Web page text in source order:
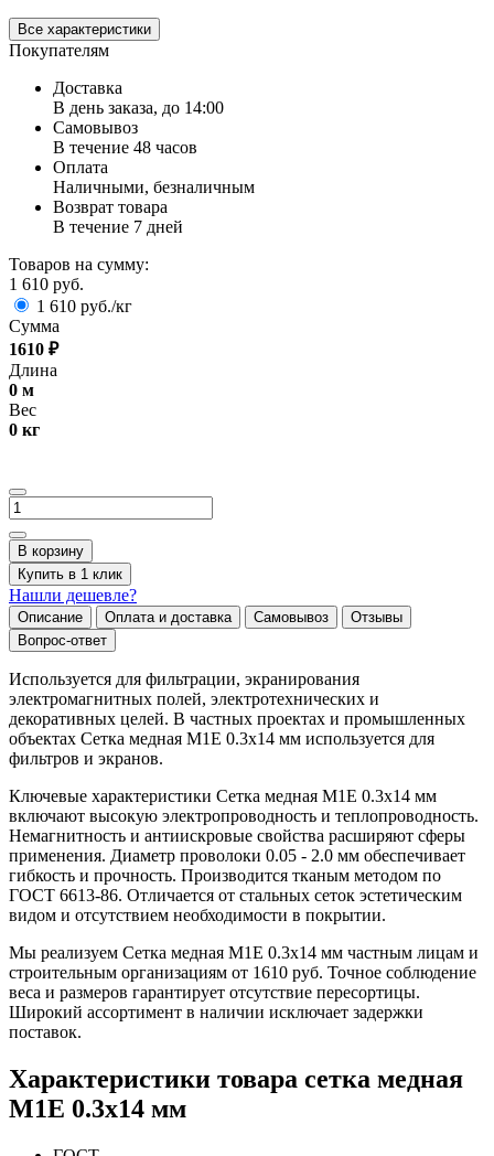
Все характеристики
Покупателям
Доставка
В день заказа, до 14:00
Самовывоз
В течение 48 часов
Оплата
Наличными, безналичным
Возврат товара
В течение 7 дней
Товаров на сумму:
1 610 руб.
1 610 руб./кг
Сумма
1610 ₽
Длина
0 м
Вес
0 кг
В корзину
Купить в 1 клик
Нашли дешевле?
Описание Оплата и доставка Самовывоз
Отзывы
Вопрос-ответ
Используется для фильтрации, экранирования
электромагнитных полей, электротехнических и
декоративных целей. В частных проектах и промышленных
объектах Сетка медная М1Е 0.3х14 мм используется для
фильтров и экранов.
Ключевые характеристики Сетка медная М1Е 0.3х14 мм
включают высокую электропроводность и теплопроводность.
Немагнитность и антиискровые свойства расширяют сферы
применения. Диаметр проволоки 0.05 - 2.0 мм обеспечивает
гибкость и прочность. Производится тканым методом по
ГОСТ 6613-86. Отличается от стальных сеток эстетическим
видом и отсутствием необходимости в покрытии.
Мы реализуем Сетка медная М1Е 0.3х14 мм частным лицам и
строительным организациям от 1610 руб. Точное соблюдение
веса и размеров гарантирует отсутствие пересортицы.
Широкий ассортимент в наличии исключает задержки
поставок.
Характеристики товара сетка медная
М1Е 0.3х14 мм